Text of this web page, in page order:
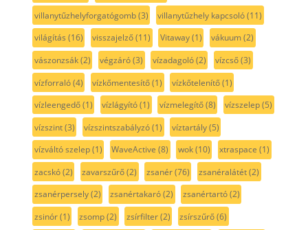
villanytűzhelyforgatógomb(3) villanytűzhely kapcsoló(11)
világítás (16) visszajelző(11) Vitaway(1) vákuum(2)
vászonzsák(2) végzáró(3) vízadagoló(2) vízcső(3)
vízforraló(4) vízkőmentesítő(1) vízkőtelenítő(1)
vízleengedő(1) vízlágyító(1) vízmelegítő(8) vízszelep(5)
vízszint(3) vízszintszabályzó(1) víztartály(5)
vízváltó szelep(1) WaveActive (8) wok(10) xtraspace (1)
zacskó(2) zavarszűrő(2) zsanér(76) zsanéralátét(2)
zsanérpersely(2) zsanértakaró(2) zsanértartó(2)
zsinór(1) zsomp(2) zsírfilter(2) zsírszűrő(6)